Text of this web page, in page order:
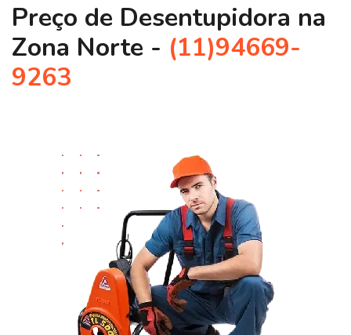
Preço de Desentupidora na
Zona Norte - (11)94669-
9263